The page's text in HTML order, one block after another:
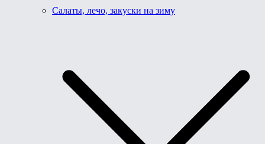
Салаты, лечо, закуски на зиму